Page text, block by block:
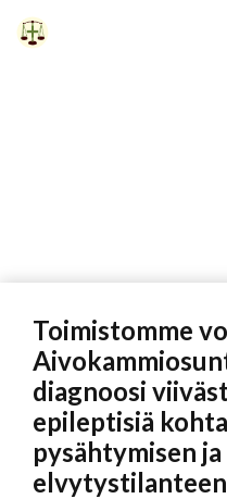
Siirry
sisältöön
Toimistomme
diagnoosi
epileptisiä
pysähtymisen ja